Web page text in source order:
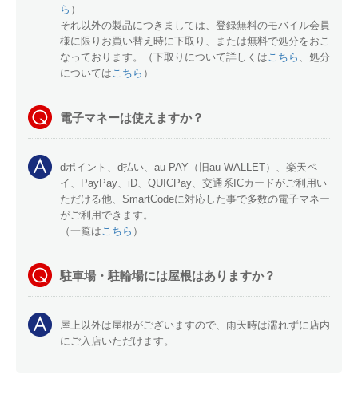
ら ）
それ以外の製品につきましては、登録無料のモバイル会員
様に限りお買い替え時に下取り、または無料で処分をおこ
なっております。（下取りについて詳しくは こちら
、処分
については こちら ）
電子マネーは使えますか？
dポイント、d払い、au PAY（旧au WALLET）、楽天ペ
イ、PayPay、iD、QUICPay、交通系ICカードがご利用い
ただける他、SmartCodeに対応した事で多数の電子マネー
がご利用できます。
（一覧は こちら ）
駐車場・駐輪場には屋根はありますか？
屋上以外は屋根がございますので、雨天時は濡れずに店内
にご入店いただけます。